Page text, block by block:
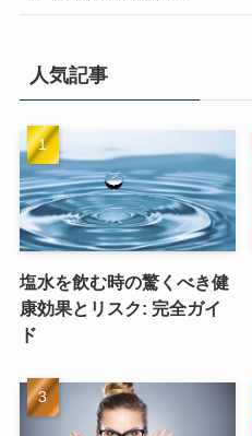
人気記事
塩水を飲む時の驚くべき健
康効果とリスク: 完全ガイ
ド